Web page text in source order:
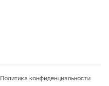
Политика конфиденциальности